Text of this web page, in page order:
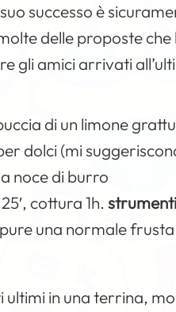
successo è
delle proposte che
gli amici arrivati
di un limone
dolci (mi
noce di burro
cottura 1h.
una normale
ultimi in una terrina,